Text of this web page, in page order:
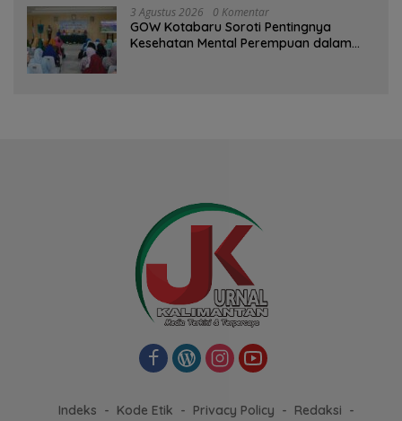
3 Agustus 2026 0 Komentar
GOW Kotabaru Soroti Pentingnya
Kesehatan Mental Perempuan dalam
Indeks Kode Etik Privacy Policy Redaksi